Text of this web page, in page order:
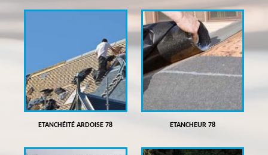
ETANCHÉITÉ ARDOISE 78 ETANCHEUR 78